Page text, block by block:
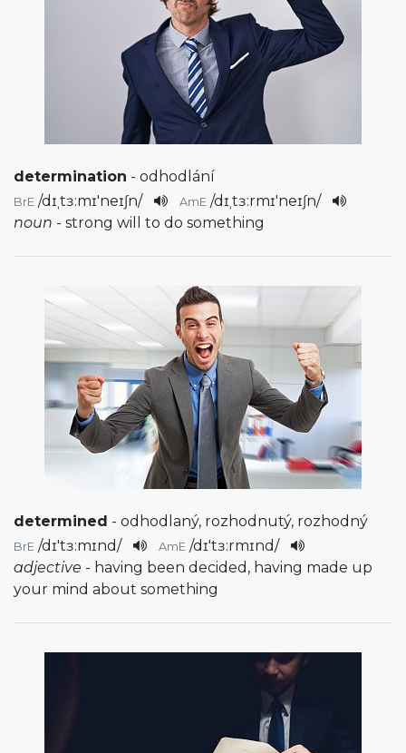
determination - odhodlání
BrE /dɪˌtɜ:mɪ'neɪʃn/ AmE /dɪˌtɜ:rmɪ'neɪʃn/
noun - strong will to do something
determined - odhodlaný, rozhodnutý, rozhodný
BrE /dɪ'tɜ:mɪnd/ AmE /dɪ'tɜ:rmɪnd/
adjective - having been decided, having made up
your mind about something